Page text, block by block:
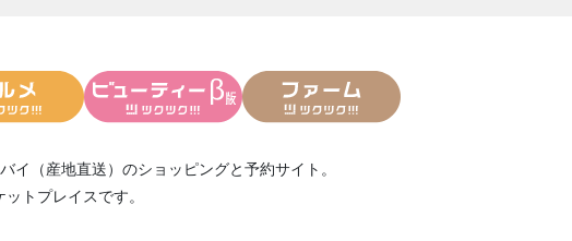
イ（産地直送） のショッピングと予約サイト。
トプレイスです。